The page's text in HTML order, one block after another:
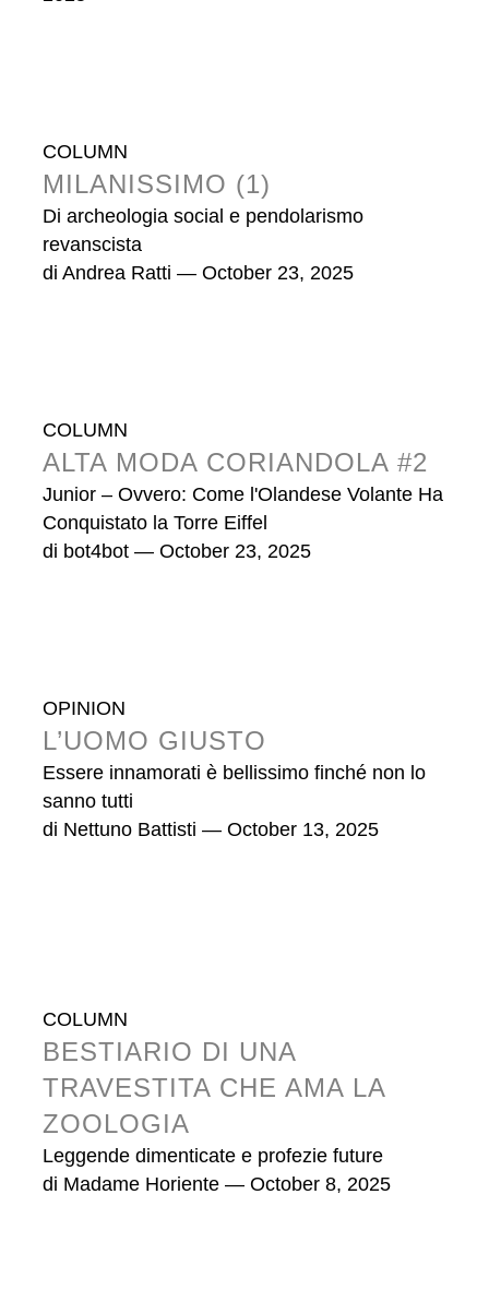
COLUMN
MILANISSIMO (1)
Di archeologia social e pendolarismo
revanscista
di Andrea Ratti — October 23, 2025
COLUMN
ALTA MODA CORIANDOLA #2
Junior – Ovvero: Come l'Olandese Volante Ha
Conquistato la Torre Eiffel
di bot4bot — October 23, 2025
OPINION
L’UOMO GIUSTO
Essere innamorati è bellissimo finché non lo
sanno tutti
di Nettuno Battisti — October 13, 2025
COLUMN
BESTIARIO DI UNA
TRAVESTITA CHE AMA LA
ZOOLOGIA
Leggende dimenticate e profezie future
di Madame Horiente — October 8, 2025